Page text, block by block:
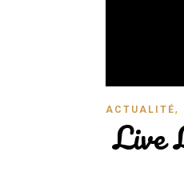
ACTUALITÉ,
Live